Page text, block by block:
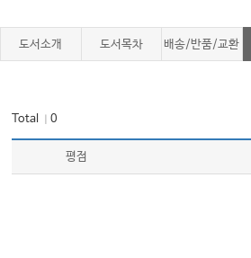
도서소개 도서목차 배송/반품/교환
Total ｜0
평점